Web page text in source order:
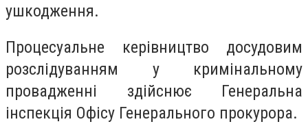
ушкодження.
Процесуальне керівництво досудовим
розслідуванням у кримінальному
провадженні здійснює Генеральна
інспекція Офісу Генерального прокурора.